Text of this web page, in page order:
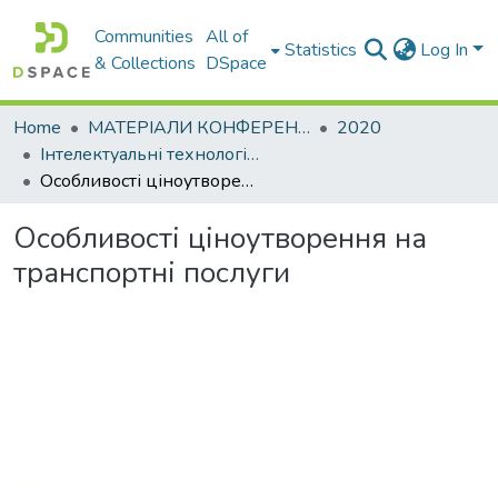
Communities
& Collections
All of
DSpace
Statistics Log In
Home МАТЕРІАЛИ КОНФЕРЕНЦІЙ
2020
Інтелектуальні технології управління транспортними процесами. Секція: Інтегрований розвиток транспортних систем
Особливості ціноутворення на транспортні послуги
Особливості ціноутворення на
транспортні послуги